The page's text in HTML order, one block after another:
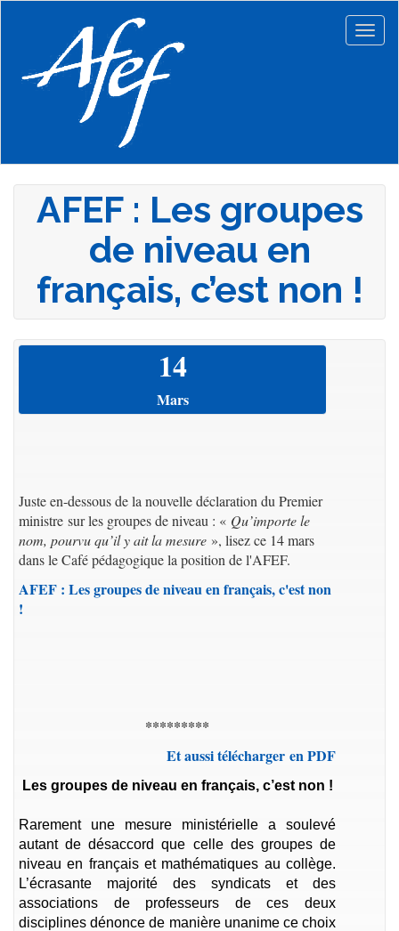
principal
AFEF : Les groupes
de niveau en
français, c’est non !
14
Mars
Juste en-dessous de la nouvelle déclaration du Premier
ministre sur les groupes de niveau : « Qu’importe le
nom, pourvu qu’il y ait la mesure », lisez ce 14 mars
dans le Café pédagogique la position de l'AFEF.
AFEF : Les groupes de niveau en français, c'est non
!
*********
Et aussi télécharger en PDF
Les groupes de niveau en français, c’est non !
Rarement une mesure ministérielle a soulevé
autant de désaccord que celle des groupes de
niveau en français et mathématiques au collège.
L’écrasante majorité des syndicats et des
associations de professeurs de ces deux
disciplines dénonce de manière unanime ce choix